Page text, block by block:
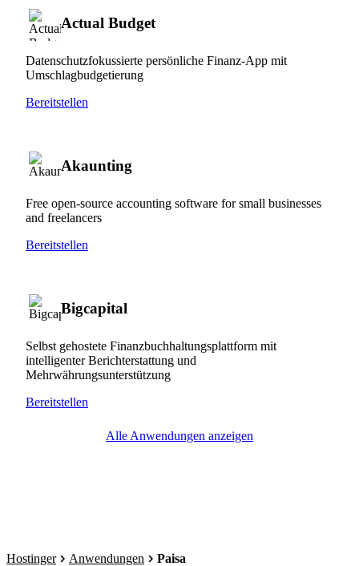
Actual Budget
Datenschutzfokussierte persönliche Finanz-App mit
Umschlagbudgetierung
Bereitstellen
Akaunting
Free open-source accounting software for small businesses
and freelancers
Bereitstellen
Bigcapital
Selbst gehostete Finanzbuchhaltungsplattform mit
intelligenter Berichterstattung und
Mehrwährungsunterstützung
Bereitstellen
Alle Anwendungen anzeigen
Hostinger Anwendungen Paisa